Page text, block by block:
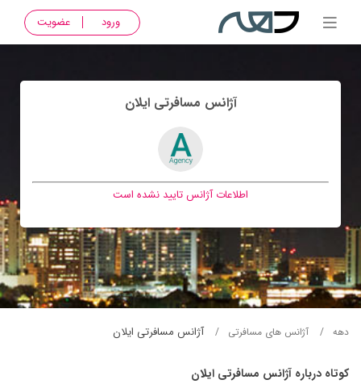
ورود عضویت
آژانس مسافرتی ايلان
اطلاعات آژانس تایید نشده است
دهه آژانس های مسافرتی آژانس مسافرتی ايلان
کوتاه درباره آژانس مسافرتی ايلان